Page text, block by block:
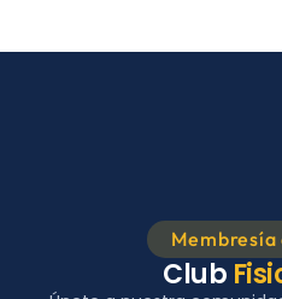
Membresía
Club